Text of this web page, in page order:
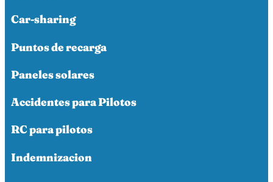
Car-sharing
Puntos de recarga
Paneles solares
Accidentes para Pilotos
RC para pilotos
Indemnizacion